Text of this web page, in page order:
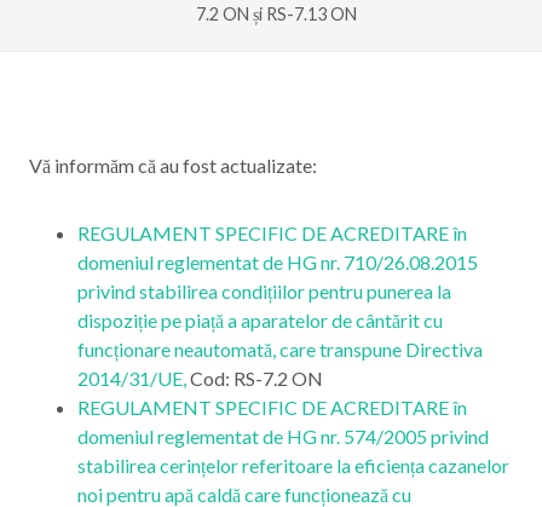
7.2 ON și RS-7.13 ON
Vă informăm că au fost actualizate:
REGULAMENT SPECIFIC DE ACREDITARE în
domeniul reglementat de HG nr. 710/26.08.2015
privind stabilirea condițiilor pentru punerea la
dispoziție pe piață a aparatelor de cântărit cu
funcționare neautomată, care transpune Directiva
2014/31/UE,Cod: RS-7.2 ON
REGULAMENT SPECIFIC DE ACREDITARE în
domeniul reglementat de HG nr. 574/2005 privind
stabilirea cerințelor referitoare la eficiența cazanelor
noi pentru apă caldă care funcționează cu